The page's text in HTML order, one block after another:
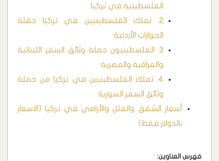
الفلسطينية في تركيا:
2. تملك الفلسطينيين في تركيا حمَلة
الجوازات الأردنية:
3. الفلسطينيون حملة وثائق السفر اللبنانية
والعراقية والمصرية:
4. تملك الفلسطينيين في تركيا من حملة
وثائق السفر السورية:
أسعار الشقق والفلل والأراضي في تركيا (الاسعار
بالدولار فقط)
فهرس العناوين: